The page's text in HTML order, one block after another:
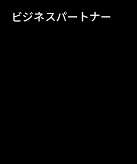
ビジネスパートナー